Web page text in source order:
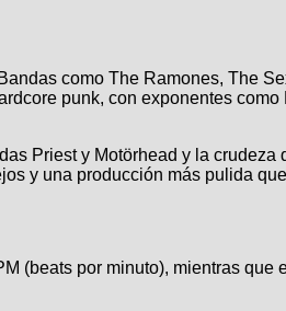
como The Ramones, The
punk, con exponentes
Priest y Motörhead y la crudeza
y una producción más pulida
(beats por minuto), mientras que